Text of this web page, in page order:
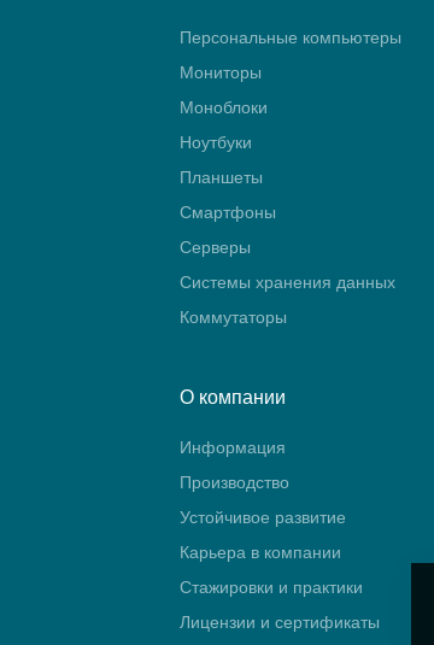
Персональные компьютеры
Мониторы
Моноблоки
Ноутбуки
Планшеты
Смартфоны
Серверы
Системы хранения данных
Коммутаторы
О компании
Информация
Производство
Устойчивое развитие
Карьера в компании
Стажировки и практики
Лицензии и сертификаты